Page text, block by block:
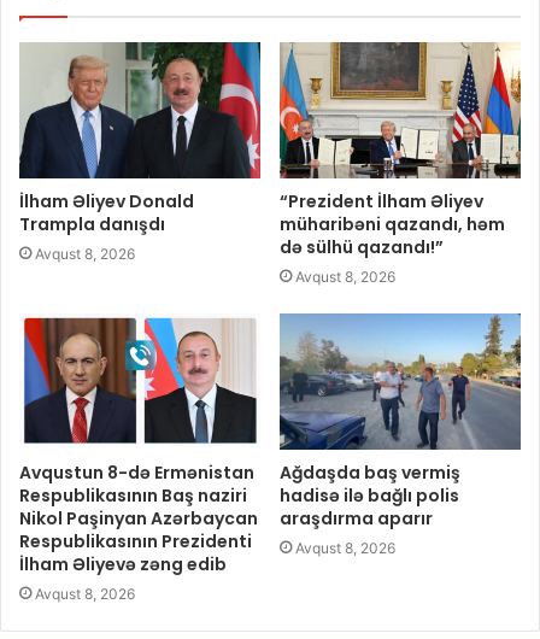
İlham Əliyev Donald
Trampla danışdı
Avqust 8, 2026
“Prezident İlham Əliyev
müharibəni qazandı, həm
də sülhü qazandı!”
Avqust 8, 2026
Avqustun 8-də Ermənistan
Respublikasının Baş naziri
Nikol Paşinyan Azərbaycan
Respublikasının Prezidenti
İlham Əliyevə zəng edib
Avqust 8, 2026
Ağdaşda baş vermiş
hadisə ilə bağlı polis
araşdırma aparır
Avqust 8, 2026